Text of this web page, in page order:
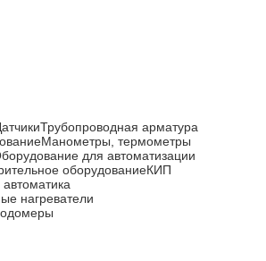
Трубопроводная арматура
Манометры, термометры
для автоматизации
оборудованиеКИП
автоматика
нагреватели